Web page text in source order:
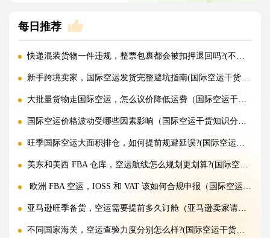
每日推荐
快递混装货物一件违规，整票包裹都会被扣押退回吗?(不清楚的外贸人看过来)
新手跨境卖家，国际空运发货完整避坑指南(国际空运干货知识分享)
大批量货物走国际空运，怎么议价降低运费（国际空运干货知识分享）
国际空运价格波动受哪些因素影响（国际空运干货知识分享）
旺季国际空运大面积排仓，如何提前规避延误?(国际空运干货知识分享)
美东和美西 FBA 仓库，空运航线怎么规划更划算?(国际空运干货知识分享)
欧洲 FBA 空运，IOSS 和 VAT 该如何合规申报（国际空运干货知识分享）
亚马逊旺季备货，空运需要提前多久订舱（亚马逊卖家请注意）
不同国家海关，空运查验力度分别怎么样?(国际空运干货知识分享)